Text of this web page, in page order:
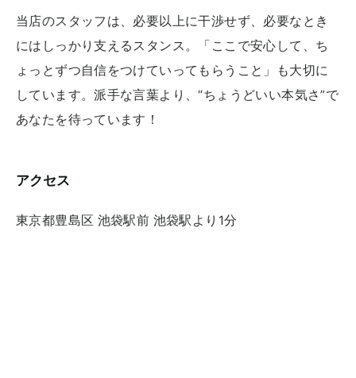
当店のスタッフは、必要以上に干渉せず、必要なとき
にはしっかり支えるスタンス。「ここで安心して、ち
ょっとずつ自信をつけていってもらうこと」も大切に
しています。派手な言葉より、“ちょうどいい本気さ”で
あなたを待っています！
アクセス
東京都豊島区 池袋駅前 池袋駅より1分